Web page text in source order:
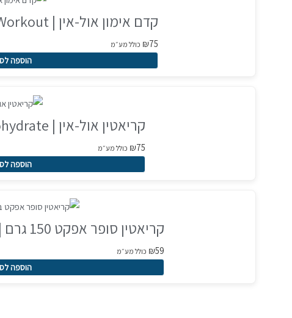
האפשרויותקדם אימון אול-אין | allin Pre Workout תות לימונדה
₪75 כולל מע״מ
הוספה
קריאטין אול-אין | allin Creatine Monohydrate
₪75 כולל מע״מ
הוספה
קריאטין סופר אפקט 150 גרם | Super Effect Creatine
₪59 כולל מע״מ
הוספה